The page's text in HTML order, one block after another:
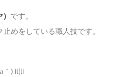
です。
めをしている職人技です。
｀) il|li